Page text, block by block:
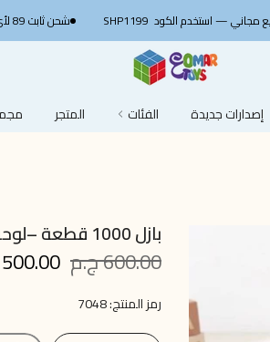
SHP1199 شحن ثابت 89 لأي
إصدارات جديدة الفئات المتجر
بازل 1000 قطعة –لوحة الموناليزا
600.00 ج.م 500.00 ج.م
رمز المنتج:7048